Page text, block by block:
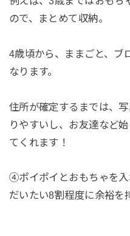
ので、まとめて収納。
4歳頃から、ままごと、ブ
なります。
住所が確定するまでは、
りやすいし、お友達など
てくれます！
④ポイポイとおもちゃを入
だいたい8割程度に余裕を